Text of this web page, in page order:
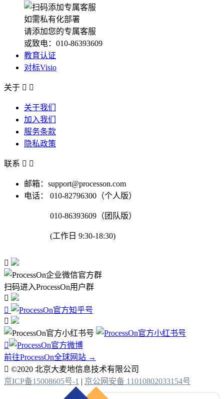
如需私有化部署
请添加您的专属客服
或致电：010-86393609
教育认证
对标Visio
关于  
关于我们
加入我们
服务条款
隐私政策
联系  
邮箱：support@processon.com
电话：
010-82796300（个人版）
010-86393609（团队版）
(工作日 9:30-18:30)

扫码进入ProcessOn用户群




前往ProcessOn全球网站 →
 ©2020 北京大麦地信息技术有限公司
京ICP备15008605号-1 | 京公网安备 11010802033154号